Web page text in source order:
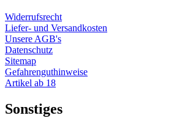
Widerrufsrecht
Liefer- und Versandkosten
Unsere AGB's
Datenschutz
Sitemap
Gefahrenguthinweise
Artikel ab 18
Sonstiges